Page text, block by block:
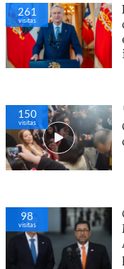
261
visitas
150
visitas
98
visitas